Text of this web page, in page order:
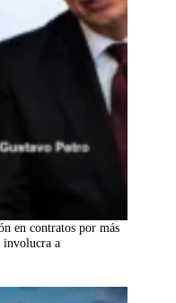
en contratos por más
involucra a